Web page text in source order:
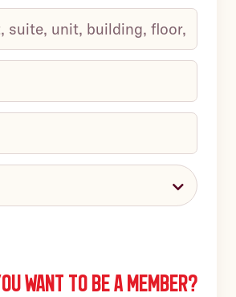
want to be a member?